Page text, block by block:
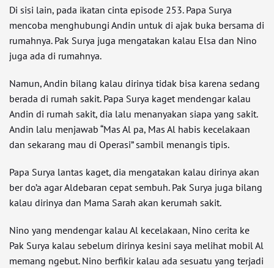
Di sisi lain, pada ikatan cinta episode 253. Papa Surya
mencoba menghubungi Andin untuk di ajak buka bersama di
rumahnya. Pak Surya juga mengatakan kalau Elsa dan Nino
juga ada di rumahnya.
Namun, Andin bilang kalau dirinya tidak bisa karena sedang
berada di rumah sakit. Papa Surya kaget mendengar kalau
Andin di rumah sakit, dia lalu menanyakan siapa yang sakit.
Andin lalu menjawab “Mas Al pa, Mas Al habis kecelakaan
dan sekarang mau di Operasi” sambil menangis tipis.
Papa Surya lantas kaget, dia mengatakan kalau dirinya akan
ber do’a agar Aldebaran cepat sembuh. Pak Surya juga bilang
kalau dirinya dan Mama Sarah akan kerumah sakit.
Nino yang mendengar kalau Al kecelakaan, Nino cerita ke
Pak Surya kalau sebelum dirinya kesini saya melihat mobil Al
memang ngebut. Nino berfikir kalau ada sesuatu yang terjadi